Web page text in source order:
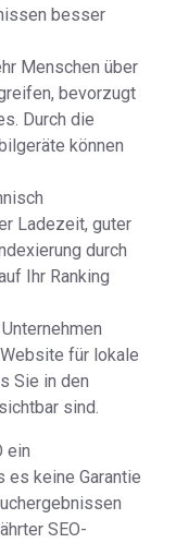
besser
Menschen über
bevorzugt
Durch die
können
Ladezeit, guter
durch
Ihr Ranking
für lokale
Sie in den
sind.
ein
keine Garantie
SEO-